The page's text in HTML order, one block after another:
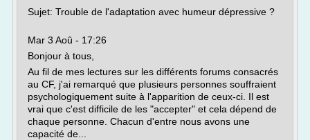
Sujet: Trouble de l'adaptation avec humeur dépressive ?
Mar 3 Aoû - 17:26
Bonjour à tous,
Au fil de mes lectures sur les différents forums consacrés
au CF, j'ai remarqué que plusieurs personnes souffraient
psychologiquement suite à l'apparition de ceux-ci. Il est
vrai que c'est difficile de les "accepter" et cela dépend de
chaque personne. Chacun d'entre nous avons une
capacité de...